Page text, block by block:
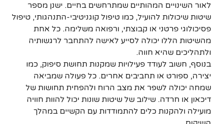
לאור השינויים המהותיים שמתרחשים בחיים. ישנן מספר
שיטות שיכולות להועיל, כמו טיפול קוגניטיבי-התנהגותי, טיפול
פסיכולוגי פרטני או קבוצתי, ורפואה משלימה. כל אחת
מהשיטות הללו יכולה לסייע לאישה להתחבר לרגשותיה
ולתהליכים שהיא חווה.
בנוסף, חשוב לעודד פעילויות שמקנות תחושת סיפוק, כמו
יצירה, ספורט או תחביבים אחרים. כל פעולה שמביאה
שמחה יכולה לשפר את מצב הרוח ולהפחית תחושות של
דיכאון או חרדה. שילוב של שיטות שונות יכול להוות חוויה
מועילה ולהקנות כלים להתמודדות עם הקשיים במהלך